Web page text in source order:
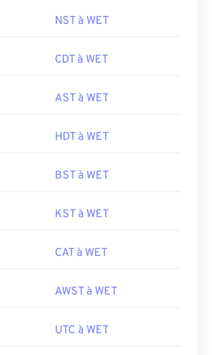
NST à WET
CDT à WET
AST à WET
HDT à WET
BST à WET
KST à WET
CAT à WET
AWST à WET
UTC à WET